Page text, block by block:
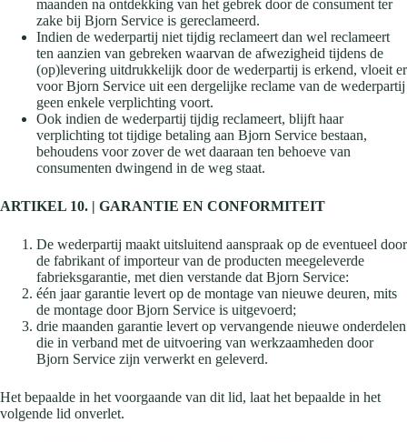
maanden na ontdekking van het gebrek door de consument ter
zake bij Bjorn Service is gereclameerd.
Indien de wederpartij niet tijdig reclameert dan wel reclameert
ten aanzien van gebreken waarvan de afwezigheid tijdens de
(op)levering uitdrukkelijk door de wederpartij is erkend, vloeit er
voor Bjorn Service uit een dergelijke reclame van de wederpartij
geen enkele verplichting voort.
Ook indien de wederpartij tijdig reclameert, blijft haar
verplichting tot tijdige betaling aan Bjorn Service bestaan,
behoudens voor zover de wet daaraan ten behoeve van
consumenten dwingend in de weg staat.
ARTIKEL 10. | GARANTIE EN CONFORMITEIT
De wederpartij maakt uitsluitend aanspraak op de eventueel door
de fabrikant of importeur van de producten meegeleverde
fabrieksgarantie, met dien verstande dat Bjorn Service:
één jaar garantie levert op de montage van nieuwe deuren, mits
de montage door Bjorn Service is uitgevoerd;
drie maanden garantie levert op vervangende nieuwe onderdelen
die in verband met de uitvoering van werkzaamheden door
Bjorn Service zijn verwerkt en geleverd.
Het bepaalde in het voorgaande van dit lid, laat het bepaalde in het
volgende lid onverlet.